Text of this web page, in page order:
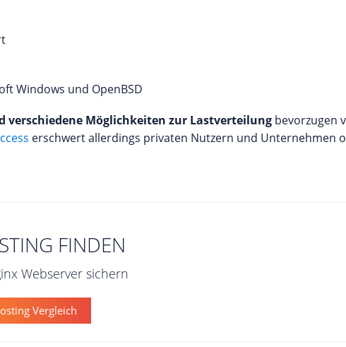
Windows und OpenBSD
verschiedene Möglichkeiten zur Lastverteilung bevorzugen
erschwert allerdings privaten Nutzern und Unternehmen
FINDEN
Webserver sichern
Vergleich